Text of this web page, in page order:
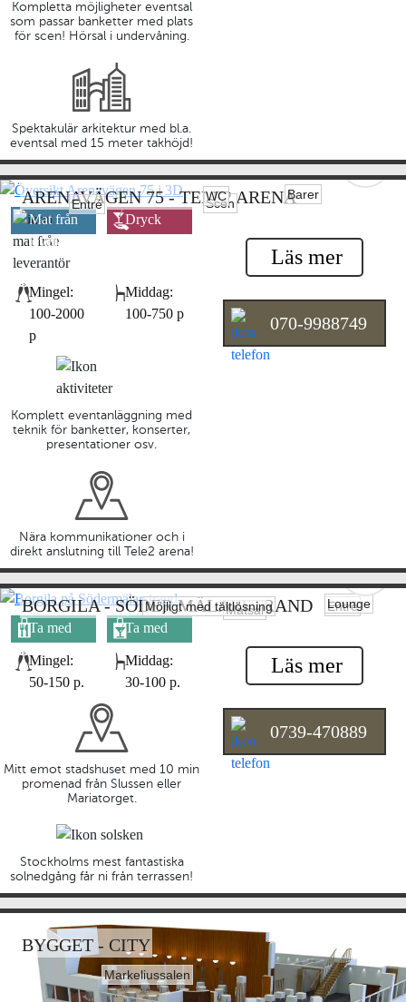
Kompletta möjligheter eventsal
som passar banketter med plats
för scen! Hörsal i undervåning.
Spektakulär arkitektur med bl.a.
eventsal med 15 meter takhöjd!
ARENAVÄGEN 75 - TELE2 ARENA
Scen
Barer
WC
Entré
Mat från
leverantör
Dryck
Mingel:
100-2000
p
Middag:
100-750 p
Komplett eventanläggning med
teknik för banketter, konserter,
presentationer osv.
Nära kommunikationer och i
direkt anslutning till Tele2 arena!
Läs mer
070-9988749
BORGILA - SÖDER MÄLARSTRAND Entré
Matsal
Möjligt med tältlösning Lounge
Ta med
Ta med
Mingel:
50-150 p.
Middag:
30-100 p.
Mitt emot stadshuset med 10 min
promenad från Slussen eller
Mariatorget.
Stockholms mest fantastiska
solnedgång får ni från terrassen!
Läs mer
0739-470889
BYGGET - CITY
Markeliussalen